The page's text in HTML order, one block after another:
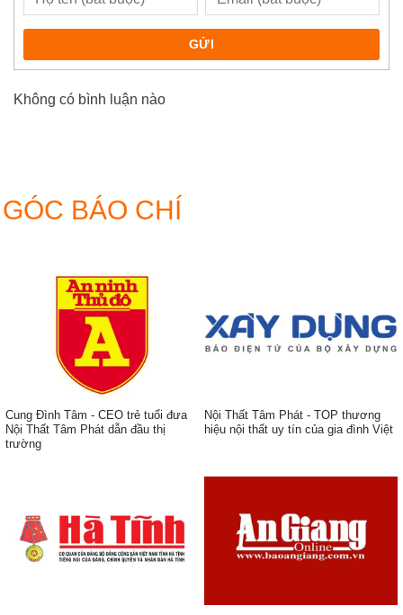
GỬI
Không có bình luận nào
GÓC BÁO CHÍ
Cung Đình Tâm - CEO trẻ tuổi đưa
Nội Thất Tâm Phát dẫn đầu thị
trường
Nội Thất Tâm Phát - TOP thương
hiệu nội thất uy tín của gia đình Việt